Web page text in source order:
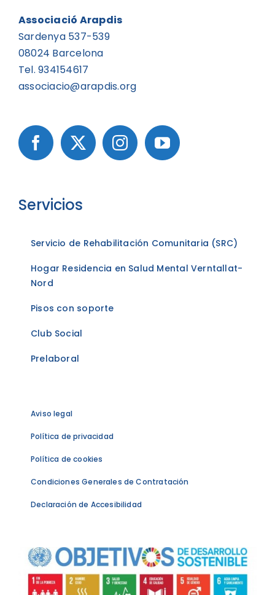
Associació Arapdis
Sardenya 537-539
08024 Barcelona
Tel. 934154617
associacio@arapdis.org
Servicios
Servicio de Rehabilitación Comunitaria (SRC)
Hogar Residencia en Salud Mental Verntallat-
Nord
Pisos con soporte
Club Social
Prelaboral
Aviso legal
Política de privacidad
Política de cookies
Condiciones Generales de Contratación
Declaración de Accesibilidad